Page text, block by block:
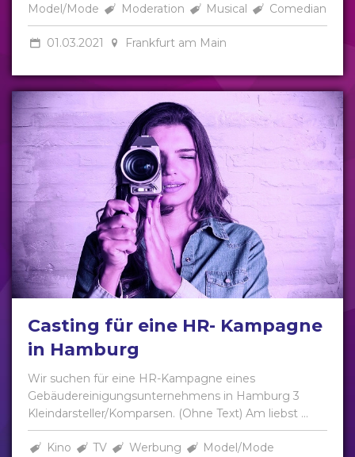
Model/Mode
Moderation Musical Comedian
01.03.2021 Frankfurt am Main
Casting für eine HR- Kampagne
in Hamburg
Wir suchen für eine HR-Kampagne eines
Gebäudereinigungsunternehmens in Hamburg 3
Kleindarsteller/Komparsen. (Ohne Text) Am liebst ...
Kino TV Werbung Model/Mode